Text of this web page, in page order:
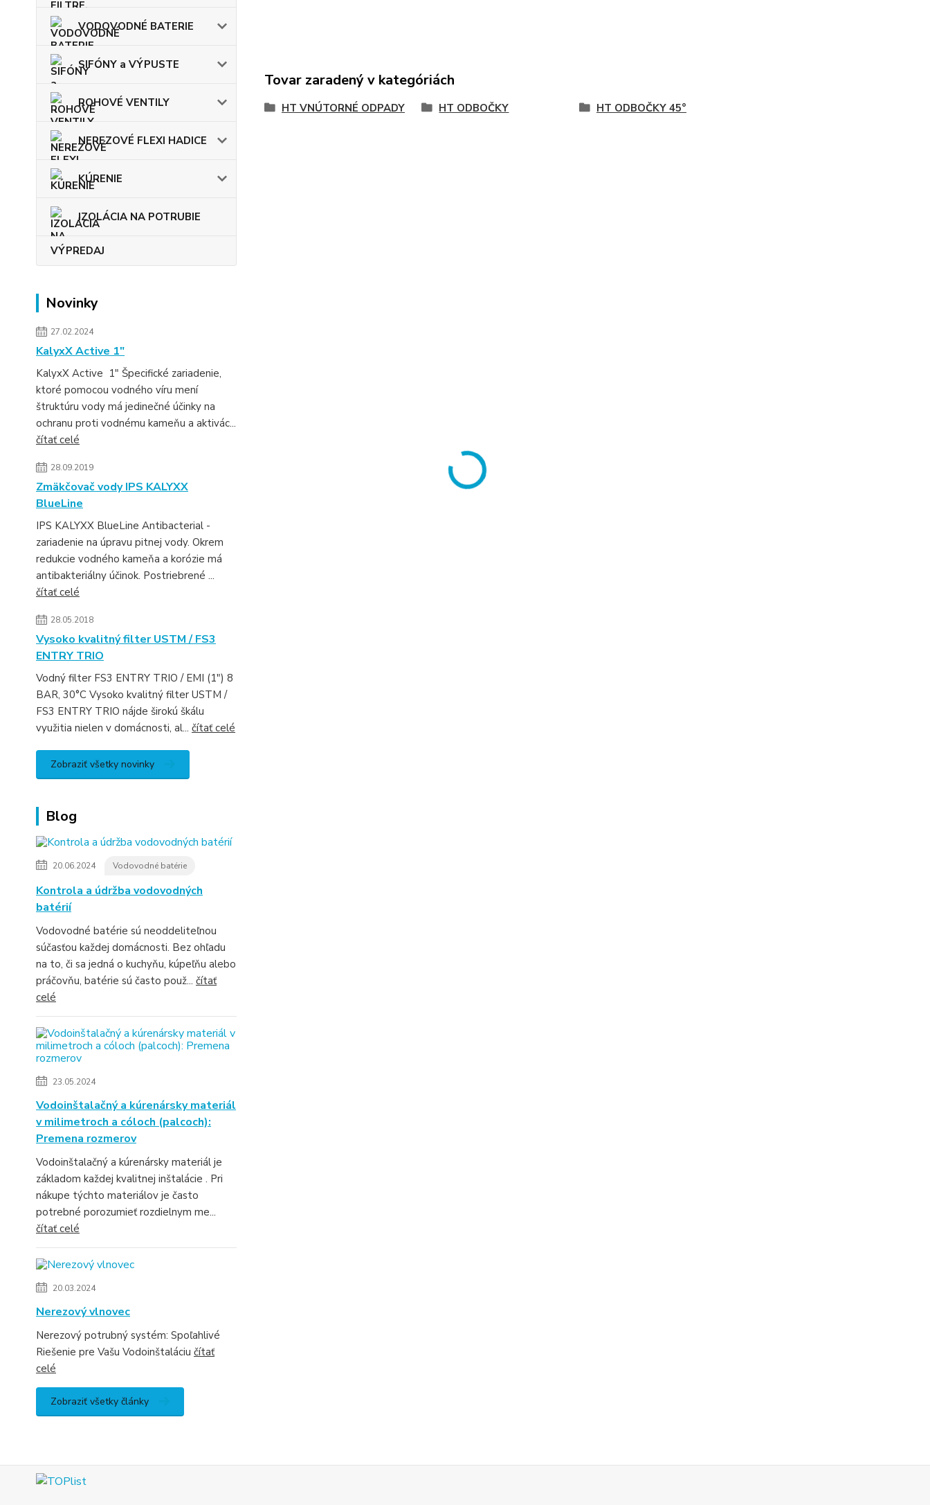
VODOVODNÉ BATERIE
SIFÓNY a VÝPUSTE
ROHOVÉ VENTILY
NEREZOVÉ FLEXI HADICE
KÚRENIE
IZOLÁCIA NA POTRUBIE
VÝPREDAJ
Novinky
27.02.2024
KalyxX Active 1″
KalyxX Active 1″ Špecifické zariadenie,
ktoré pomocou vodného víru mení
štruktúru vody má jedinečné účinky na
ochranu proti vodnému kameňu a aktivác...
čítať celé
28.09.2019
Zmäkčovač vody IPS KALYXX
BlueLine
IPS KALYXX BlueLine Antibacterial -
zariadenie na úpravu pitnej vody. Okrem
redukcie vodného kameňa a korózie má
antibakteriálny účinok. Postriebrené ...
čítať celé
28.05.2018
Vysoko kvalitný filter USTM / FS3
ENTRY TRIO
Vodný filter FS3 ENTRY TRIO / EMI (1") 8
BAR, 30°C Vysoko kvalitný filter USTM /
FS3 ENTRY TRIO nájde širokú škálu
využitia nielen v domácnosti, al... čítať celé
Zobraziť všetky novinky
Blog
20.06.2024 Vodovodné batérie
Kontrola a údržba vodovodných
batérií
Vodovodné batérie sú neoddeliteľnou
súčasťou každej domácnosti. Bez ohľadu
na to, či sa jedná o kuchyňu, kúpeľňu alebo
práčovňu, batérie sú často použ... čítať
celé
23.05.2024
Vodoinštalačný a kúrenársky materiál
v milimetroch a cóloch (palcoch):
Premena rozmerov
Vodoinštalačný a kúrenársky materiál je
základom každej kvalitnej inštalácie . Pri
nákupe týchto materiálov je často
potrebné porozumieť rozdielnym me...
čítať celé
20.03.2024
Nerezový vlnovec
Nerezový potrubný systém: Spoľahlivé
Riešenie pre Vašu Vodoinštaláciu čítať
celé
Zobraziť všetky články
Tovar zaradený v kategóriách
HT VNÚTORNÉ ODPADY HT ODBOČKY HT ODBOČKY 45°